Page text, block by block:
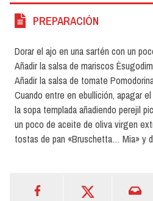
PREPARACIÓN
Dorar el ajo en una sartén con un
Añadir la salsa de mariscos
Añadir la salsa de tomate
Cuando entre en ebullición, apagar
la sopa templada añadiendo perejil
un poco de aceite de oliva virgen
tostas de pan «Bruschetta… Mia» y